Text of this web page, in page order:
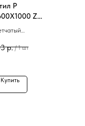
P
ZN
мм в
р. / 1 шт
Купить